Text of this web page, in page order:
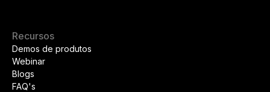
Recursos
Demos de produtos
Webinar
Blogs
FAQ's